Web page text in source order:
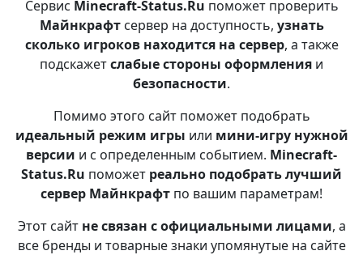
Сервис Minecraft-Status.Ru поможет проверить
Майнкрафтсервер на доступность, узнать
сколько игроков находится на сервер, а также
подскажетслабые стороны оформления и
безопасности.
Помимо этого сайт поможет подобрать
идеальный режим игры или мини-игру нужной
версии и с определенным событием. Minecraft-
Status.Ru поможет реально подобрать лучший
сервер Майнкрафт по вашим параметрам!
Этот сайт не связан с официальными лицами, а
все бренды и товарные знаки упомянутые на сайте